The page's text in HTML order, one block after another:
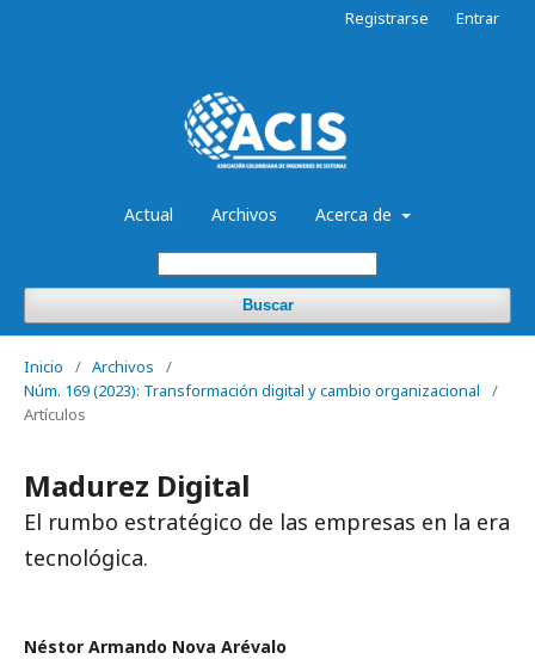
Actual Archivos Acerca de
Buscar
Registrarse Entrar
Inicio / Archivos
/
Núm. 169 (2023): Transformación digital y cambio organizacional
/
Artículos
Madurez Digital
El rumbo estratégico de las empresas en la era
tecnológica.
Néstor Armando Nova Arévalo